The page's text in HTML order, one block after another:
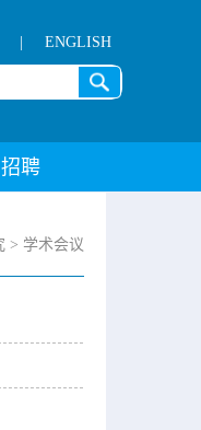
ENGLISH
聘
> 学术会议